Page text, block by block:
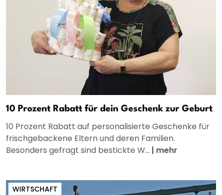
10 Prozent Rabatt für dein Geschenk zur Geburt
10 Prozent Rabatt auf personalisierte Geschenke für
frischgebackene Eltern und deren Familien.
Besonders gefragt sind bestickte W... | mehr
WIRTSCHAFT